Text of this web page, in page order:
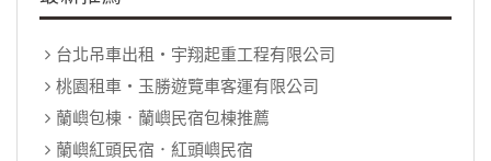
台北吊車出租‧宇翔起重工程有限公司
桃園租車‧玉勝遊覽車客運有限公司
蘭嶼包棟．蘭嶼民宿包棟推薦
蘭嶼紅頭民宿．紅頭嶼民宿